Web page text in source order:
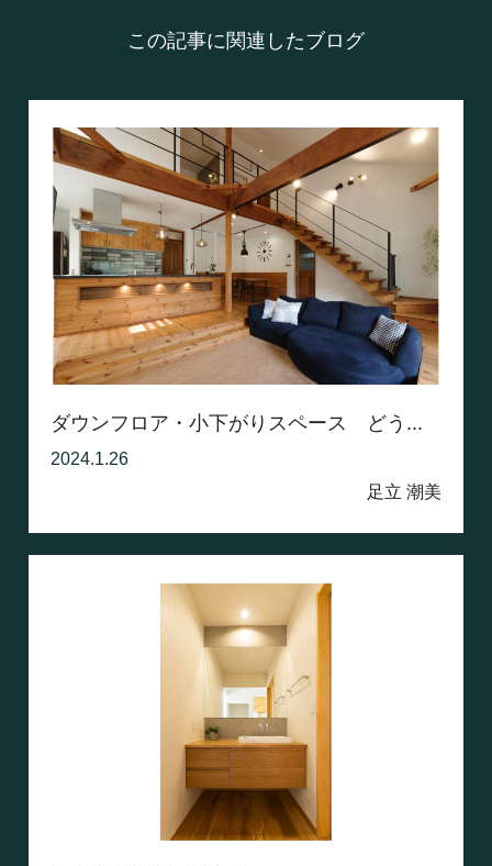
この記事に関連したブログ
ダウンフロア・小下がりスペース どう...
2024.1.26
足立 潮美